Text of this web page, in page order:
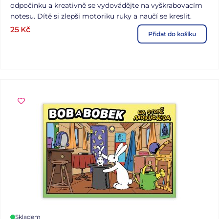
odpočinku a kreativně se vydovádějte na vyškrabovacím
notesu. Dítě si zlepší motoriku ruky a naučí se kreslit.
VAROVÁNÍ: Nevhodné pro děti do 3 let. Obsah malých
částí - hrozí nebezpečí udušení. Uvedená cena je za 1
25 Kč Přidat do košíku
Skladem